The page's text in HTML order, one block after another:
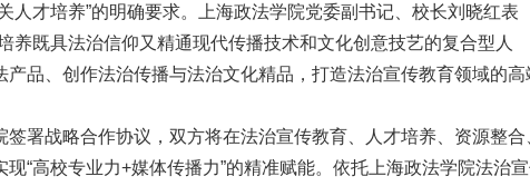
人才培养”的明确要求。上海政法学院党委副书记、校长刘晓红表
养既具法治信仰又精通现代传播技术和文化创意技艺的复合型人
品、创作法治传播与法治文化精品，打造法治宣传教育领域的高
签署战略合作协议，双方将在法治宣传教育、人才培养、资源整合
“高校专业力+媒体传播力”的精准赋能。依托上海政法学院法治